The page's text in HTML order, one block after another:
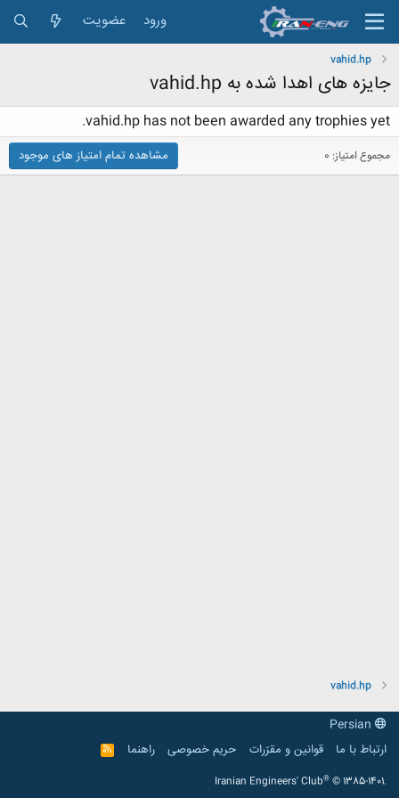
ورود عضویت
vahid.hp
جایزه های اهدا شده به vahid.hp
vahid.hp has not been awarded any trophies yet.
مجموع امتیاز: 0 مشاهده تمام امتیاز های موجود
vahid.hp
ارتباط با ما
قوانین و مقرّرات حریم خصوصی راهنما
R
S
Iranian Engineers' Club® © 1385-1401.